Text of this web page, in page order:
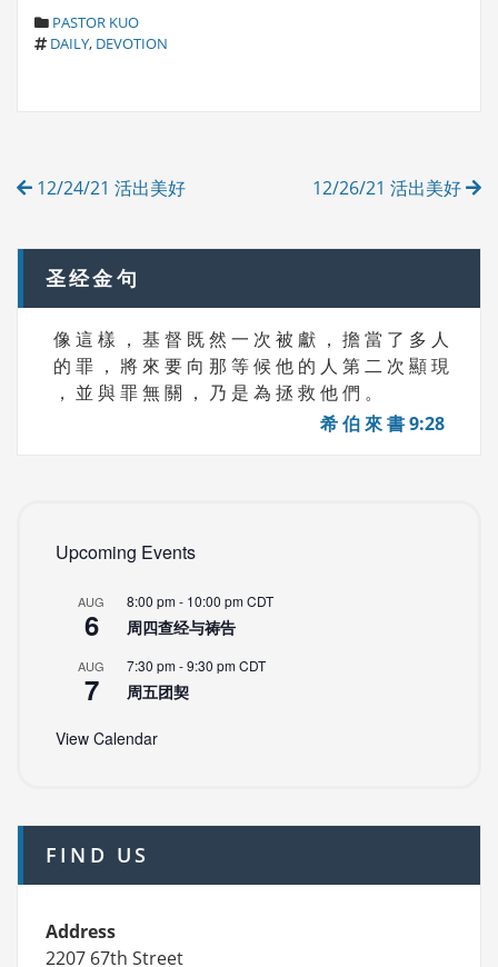
C
A
E
PASTOR KUO
T
DAILY, DEVOTION
Post
12/24/21 活出美好 12/26/21 活出美好
圣经金句
像 這 樣 ， 基 督 既 然 一 次 被 獻 ， 擔 當 了 多 人
的 罪 ， 將 來 要 向 那 等 候 他 的 人 第 二 次 顯 現
， 並 與 罪 無 關 ， 乃 是 為 拯 救 他 們 。
希 伯 來 書 9:28
Upcoming Events
AUG
6
8:00 pm- 10:00 pmCDT
周四查经与祷告
AUG
7
7:30 pm-9:30 pmCDT
周五团契
View Calendar
FIND US
Address
2207 67th Street